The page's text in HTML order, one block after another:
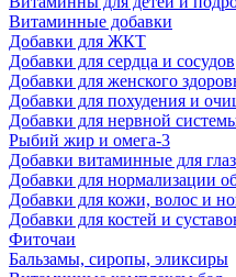
Витаминные добавки
Добавки для ЖКТ
Добавки для сердца и сосудов
Добавки для женского
Добавки для похудения и
Добавки для нервной
Рыбий жир и омега-3
Добавки витаминные для глаз
Добавки для нормализации
Добавки для кожи, волос и
Добавки для костей и
Фиточаи
Бальзамы, сиропы, эликсиры